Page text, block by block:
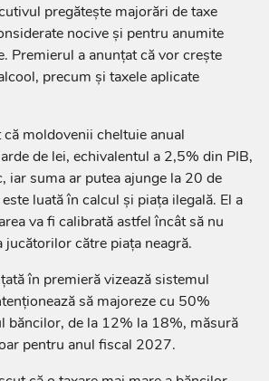
pregătește majorări de taxe
nocive și pentru anumite
Premierul a anunțat că vor crește
precum și taxele aplicate
moldovenii cheltuie anual
de lei, echivalentul a 2,5% din PIB,
iar suma ar putea ajunge la 20 de
luată în calcul și piața ilegală. El a
va fi calibrată astfel încât să nu
către piața neagră.
în premieră vizează sistemul
să majoreze cu 50%
băncilor, de la 12% la 18%, măsură
pentru anul fiscal 2027.